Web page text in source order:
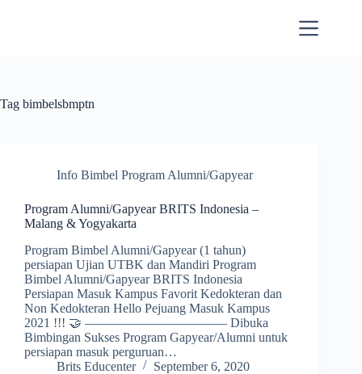
Tag bimbelsbmptn
Info Bimbel Program Alumni/Gapyear
Program Alumni/Gapyear BRITS Indonesia –
Malang & Yogyakarta
Program Bimbel Alumni/Gapyear (1 tahun)
persiapan Ujian UTBK dan Mandiri Program
Bimbel Alumni/Gapyear BRITS Indonesia
Persiapan Masuk Kampus Favorit Kedokteran dan
Non Kedokteran Hello Pejuang Masuk Kampus
2021 !!! 🤝 ——————————— Dibuka
Bimbingan Sukses Program Gapyear/Alumni untuk
persiapan masuk perguruan…
Brits Educenter
September 6, 2020